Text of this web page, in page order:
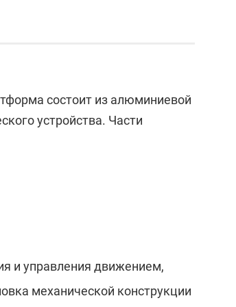
состоит из алюминиевой
устройства. Части
и управления движением,
механической конструкции